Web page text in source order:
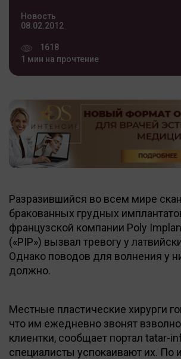
Новость
08.02.2012
1618
1 мин на прочтение
Разразившийся во всем мире
бракованных грудных
французской компании Poly
(«PIP») вызвал тревогу у
Однако поводов для волнения у
должно.
Местные пластические хирурги
что им ежедневно звонят
клиентки, сообщает портал tatar-
специалисты успокаивают их. По